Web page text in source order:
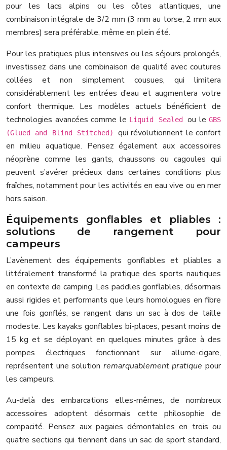
pour les lacs alpins ou les côtes atlantiques, une
combinaison intégrale de 3/2 mm (3 mm au torse, 2 mm aux
membres) sera préférable, même en plein été.
Pour les pratiques plus intensives ou les séjours prolongés,
investissez dans une combinaison de qualité avec coutures
collées et non simplement cousues, qui limitera
considérablement les entrées d’eau et augmentera votre
confort thermique. Les modèles actuels bénéficient de
technologies avancées comme le Liquid Sealed ou le GBS
(Glued and Blind Stitched)qui révolutionnent le confort
en milieu aquatique. Pensez également aux accessoires
néoprène comme les gants, chaussons ou cagoules qui
peuvent s’avérer précieux dans certaines conditions plus
fraîches, notamment pour les activités en eau vive ou en mer
hors saison.
Équipements gonflables et pliables :
solutions de rangement pour
campeurs
L’avènement des équipements gonflables et pliables a
littéralement transformé la pratique des sports nautiques
en contexte de camping. Les paddles gonflables, désormais
aussi rigides et performants que leurs homologues en fibre
une fois gonflés, se rangent dans un sac à dos de taille
modeste. Les kayaks gonflables bi-places, pesant moins de
15 kg et se déployant en quelques minutes grâce à des
pompes électriques fonctionnant sur allume-cigare,
représentent une solution remarquablement pratiquepour
les campeurs.
Au-delà des embarcations elles-mêmes, de nombreux
accessoires adoptent désormais cette philosophie de
compacité. Pensez aux pagaies démontables en trois ou
quatre sections qui tiennent dans un sac de sport standard,